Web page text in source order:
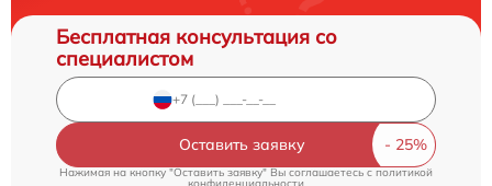
Бесплатная консультация со
специалистом
Оставить заявку
Нажимая на кнопку "Оставить заявку" Вы соглашаетесь cполитикой
конфиденциальности